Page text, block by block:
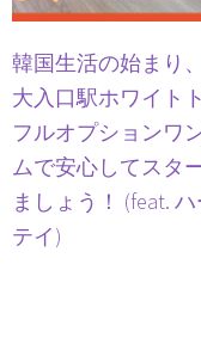
韓国生活の始まり
大入口駅ホワイト
フルオプションワ
ムで安心してスタ
ましょう！ (feat.
テイ)